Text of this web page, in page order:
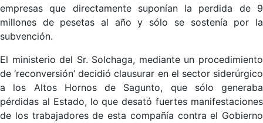
empresas que directamente suponían la perdida de 9
millones de pesetas al año y sólo se sostenía por la
subvención.
El ministerio del Sr. Solchaga, mediante un procedimiento
de ‘reconversión’ decidió clausurar en el sector siderúrgico
a los Altos Hornos de Sagunto, que sólo generaba
pérdidas al Estado, lo que desató fuertes manifestaciones
de los trabajadores de esta compañía contra el Gobierno